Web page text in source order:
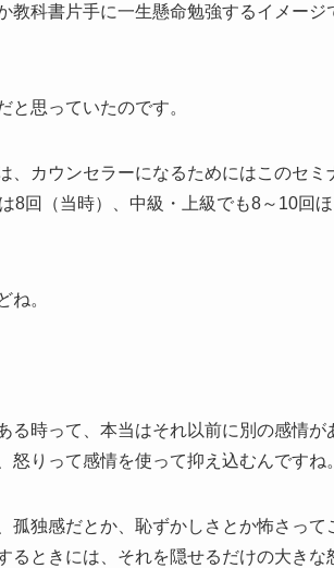
教科書片手に一生懸命勉強するイメージ
思っていたのです。
カウンセラーになるためにはこのセミ
回（当時）、中級・上級でも8～10回ほ
ね。
時って、本当はそれ以前に別の感情が
りって感情を使って抑え込むんですね。
孤独感だとか、恥ずかしさとか怖さって
るときには、それを隠せるだけの大きな